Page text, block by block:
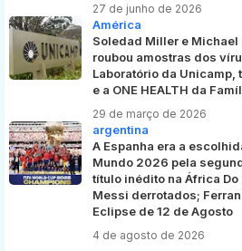
27 de junho de 2026
América
Soledad Miller e
roubou amostras dos
Laboratório da Unicamp,
e a ONE HEALTH da
29 de março de 2026
argentina
A Espanha era a
Mundo 2026 pela
título inédito na África
Messi derrotados;
Eclipse de 12 de Agosto
4 de agosto de 2026